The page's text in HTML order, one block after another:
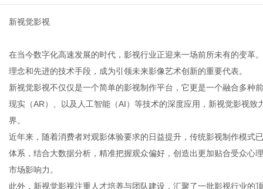
新视觉影视
在当今数字化高速发展的时代，影视行业正迎来一场前所未有的变革
理念和先进的技术手段，成为引领未来影像艺术创新的重要代表。
新视觉影视不仅仅是一个简单的影视制作平台，它更是一个融合多种
现实（AR）、以及人工智能（AI）等技术的深度应用，新视觉影视
界。
近年来，随着消费者对观影体验要求的日益提升，传统影视制作模式
体系，结合大数据分析，精准把握观众偏好，创造出更加贴合受众心
市场影响力。
此外，新视觉影视注重人才培养与团队建设，汇聚了一批影视行业的